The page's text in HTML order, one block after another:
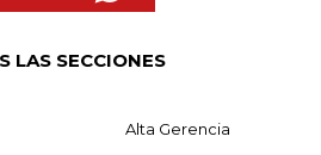
LAS SECCIONES
Alta Gerencia